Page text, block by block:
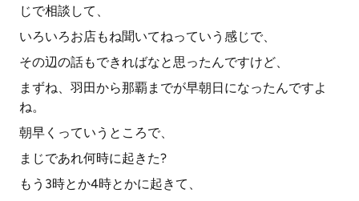
じで相談して、
いろいろお店もね聞いてねっていう感じで、
その辺の話もできればなと思ったんですけど、
まずね、羽田から那覇までが早朝日になったんですよ
ね。
朝早くっていうところで、
まじであれ何時に起きた?
もう3時とか4時とかに起きて、